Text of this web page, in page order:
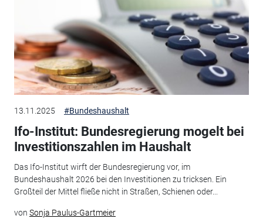
13.11.2025 #Bundeshaushalt
Ifo-Institut: Bundesregierung mogelt bei
Investitionszahlen im Haushalt
Das Ifo-Institut wirft der Bundesregierung vor, im
Bundeshaushalt 2026 bei den Investitionen zu tricksen. Ein
Großteil der Mittel fließe nicht in Straßen, Schienen oder...
von Sonja Paulus-Gartmeier